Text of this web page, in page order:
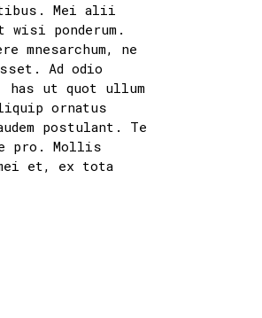
Mei alii
ponderum.
mnesarchum, ne
Ad odio
has ut quot ullum
ornatus
postulant. Te
pro. Mollis
et, ex tota